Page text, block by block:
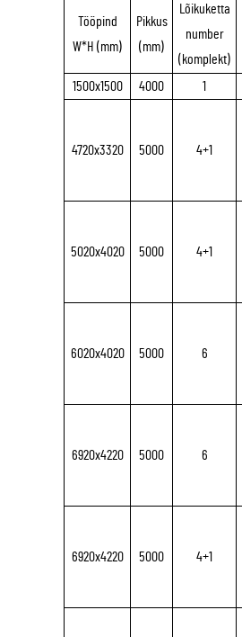
Tööpind
W*H (mm)
Pikkus
(mm)
Lõikuketta
number
(komplekt)
1500x1500
4000 1
4720x3320 5000 4+1
5020x4020 5000 4+1
6020x4020 5000 6
6920x4220 5000 6
6920x4220 5000 4+1